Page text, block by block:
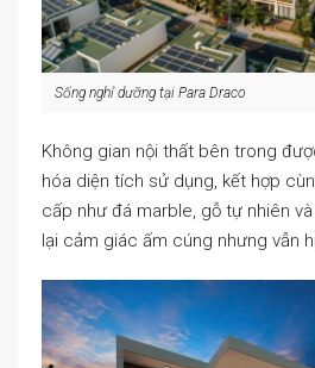
Sống nghỉ dưỡng tại Para Draco
Không gian nội thất bên trong
hóa diện tích sử dụng, kết hợp
cấp như đá marble, gỗ tự nhiên
lại cảm giác ấm cúng nhưng vẫn